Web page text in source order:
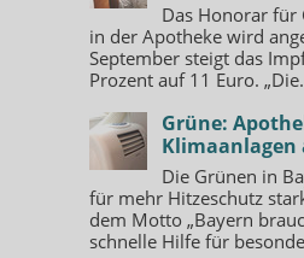
Das Honorar
in der Apotheke wird
September steigt das
Prozent auf 11 Euro.
Grüne:
Klimaanlagen
Die Grünen in
für mehr Hitzeschutz
dem Motto „Bayern
schnelle Hilfe für